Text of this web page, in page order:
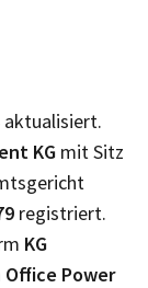
aktualisiert.
KG mit Sitz
registriert.
KG
Office Power